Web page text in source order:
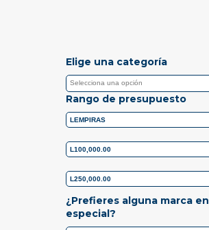
Elige una categoría
Rango de presupuesto
¿Prefieres alguna marca en
especial?